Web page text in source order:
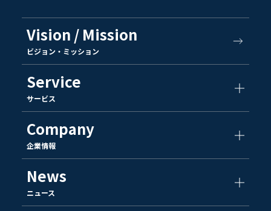
Vision / Mission
ビジョン・ミッション
Service
サービス
Company
企業情報
News
ニュース